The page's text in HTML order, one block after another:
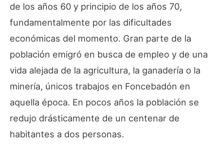
de los años 60 y principio de los años 70,
fundamentalmente por las dificultades
económicas del momento. Gran parte de la
población emigró en busca de empleo y de una
vida alejada de la agricultura, la ganadería o la
minería, únicos trabajos en Foncebadón en
aquella época. En pocos años la población se
redujo drásticamente de un centenar de
habitantes a dos personas.